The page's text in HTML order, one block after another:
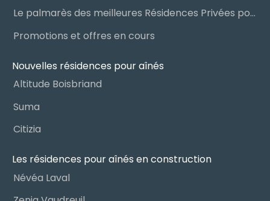
Le palmarès des meilleures Résidences Privées pour Aînés (RPA)
Promotions et offres en cours
Nouvelles résidences pour aînés
Altitude Boisbriand
Suma
Citizia
Les résidences pour aînés en construction
Névéa Laval